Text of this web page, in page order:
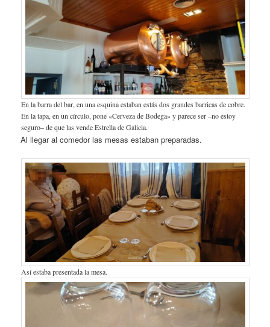
En la barra del bar, en una esquina estaban estás dos grandes barricas de cobre.
En la tapa, en un círculo, pone «Cerveza de Bodega» y parece ser –no estoy
seguro– de que las vende Estrella de Galicia.
Al llegar al comedor las mesas estaban preparadas.
Así estaba presentada la mesa.